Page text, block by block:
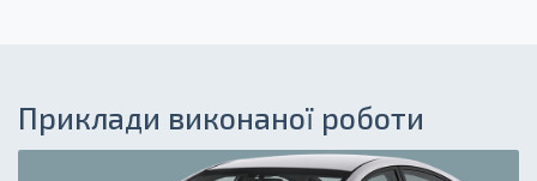
Приклади виконаної роботи